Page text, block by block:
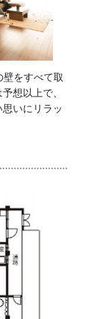
をすべて取
想以上で、
いにリラッ